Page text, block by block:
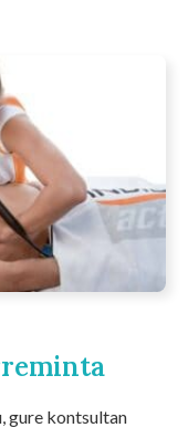
gure kontsultan